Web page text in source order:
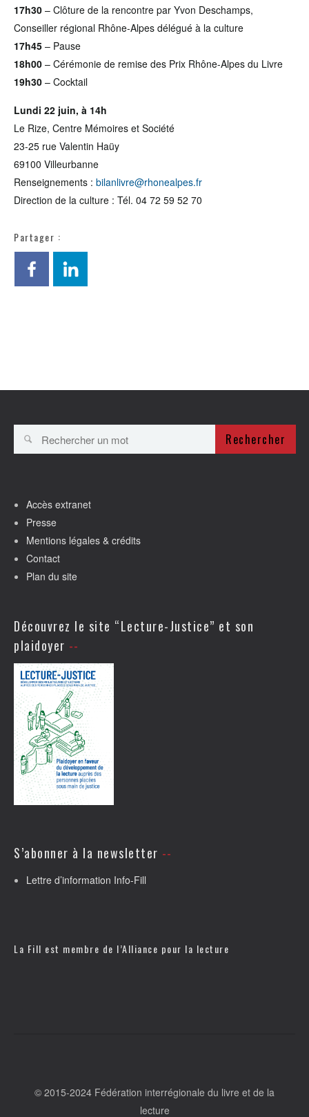
17h30 – Clôture de la rencontre par Yvon Deschamps,
Conseiller régional Rhône-Alpes délégué à la culture
17h45 – Pause
18h00 – Cérémonie de remise des Prix Rhône-Alpes du Livre
19h30 – Cocktail
Lundi 22 juin, à 14h
Le Rize, Centre Mémoires et Société
23-25 rue Valentin Haüy
69100 Villeurbanne
Renseignements : bilanlivre@rhonealpes.fr
Direction de la culture : Tél. 04 72 59 52 70
Partager :
Rechercher
Accès extranet
Presse
Mentions légales & crédits
Contact
Plan du site
Découvrez le site “Lecture-Justice” et son
plaidoyer
S’abonner à la newsletter
Lettre d’information Info-Fill
La Fill est membre de l’Alliance pour la lecture
© 2015-2024 Fédération interrégionale du livre et de la
lecture